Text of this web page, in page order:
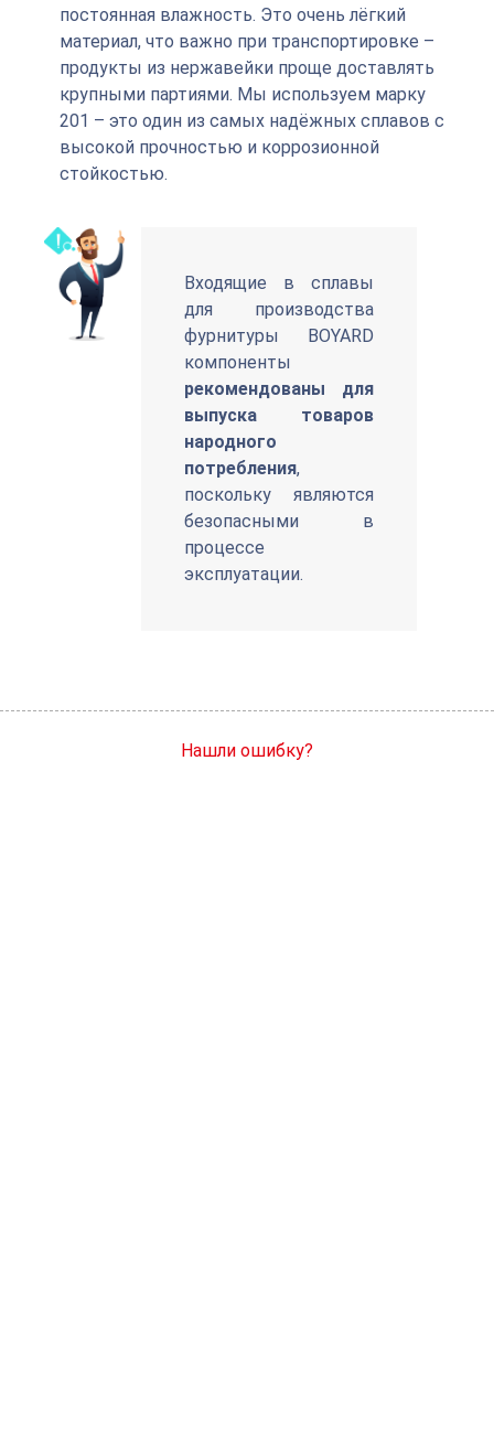
постоянная влажность. Это очень лёгкий
материал, что важно при транспортировке –
продукты из нержавейки проще доставлять
крупными партиями. Мы используем марку
201 – это один из самых надёжных сплавов с
высокой прочностью и коррозионной
стойкостью.
Входящие в сплавы
для производства
фурнитуры BOYARD
компоненты
рекомендованы для
выпуска товаров
народного
потребления,
поскольку являются
безопасными в
процессе
эксплуатации.
Нашли ошибку?